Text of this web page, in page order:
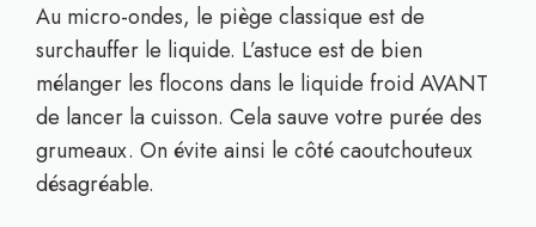
Au micro-ondes, le piège classique est de
surchauffer le liquide. L’astuce est de bien
mélanger les flocons dans le liquide froid AVANT
de lancer la cuisson. Cela sauve votre purée des
grumeaux. On évite ainsi le côté caoutchouteux
désagréable.